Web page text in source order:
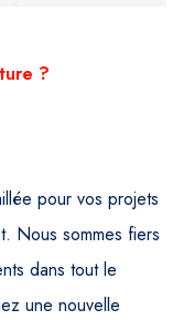
?
pour vos projets
Nous sommes fiers
dans tout le
une nouvelle